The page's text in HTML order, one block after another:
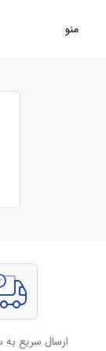
منو
ارسال سریع به